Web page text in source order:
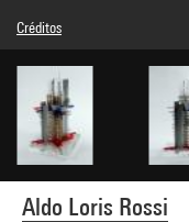
Aldo Loris Rossi
Créditos
© Aldo Loris Rossi
Créditos fotográficos : Centre
GrandPalaisRmn
Referencia de la imagen :
Difusión de la imagen :